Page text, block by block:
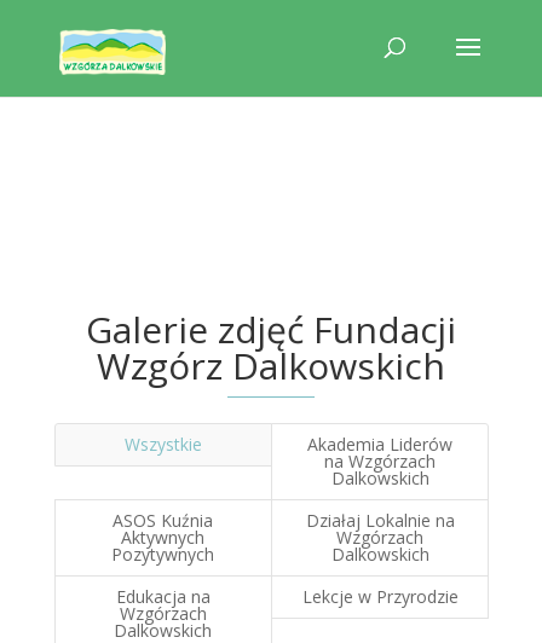
Galerie zdjęć Fundacji
Wzgórz Dalkowskich
Wszystkie Akademia Liderów
na Wzgórzach
Dalkowskich
ASOS Kuźnia
Aktywnych
Pozytywnych
Działaj Lokalnie na
Wzgórzach
Dalkowskich
Edukacja na
Wzgórzach
Dalkowskich
Lekcje w Przyrodzie